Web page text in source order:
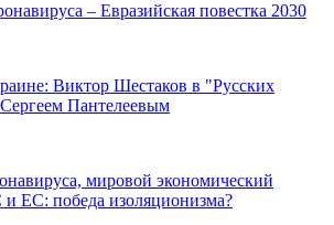
– Евразийская повестка 2030
Виктор Шестаков в "Русских
Пантелеевым
мировой экономический
ЕС: победа изоляционизма?